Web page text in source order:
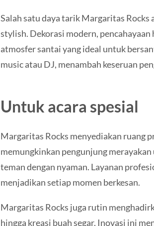
Salah satu daya tarik Margaritas Rocks
stylish. Dekorasi modern,
atmosfer santai yang ideal untuk
music atau DJ, menambah keseruan
Untuk acara spesial
Margaritas Rocks menyediakan ruang
memungkinkan pengunjung
teman dengan nyaman. Layanan
menjadikan setiap momen berkesan.
Margaritas Rocks juga rutin
hingga kreasi buah segar. Inovasi ini